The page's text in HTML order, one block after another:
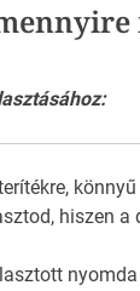
hiszen